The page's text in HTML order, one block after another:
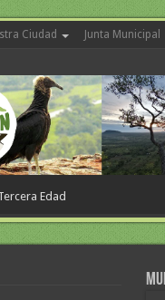
Ciudad Junta Municipal
Edad